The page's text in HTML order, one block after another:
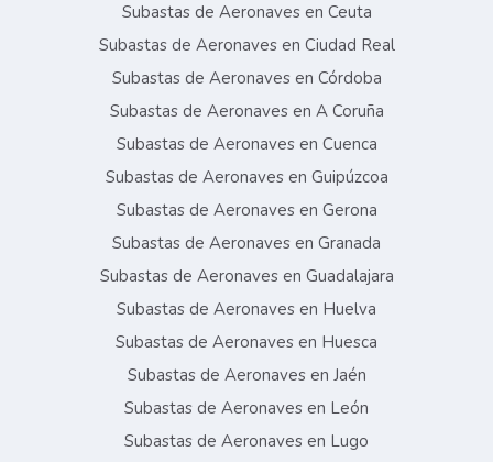
Subastas de Aeronaves en Ceuta
Subastas de Aeronaves en Ciudad Real
Subastas de Aeronaves en Córdoba
Subastas de Aeronaves en A Coruña
Subastas de Aeronaves en Cuenca
Subastas de Aeronaves en Guipúzcoa
Subastas de Aeronaves en Gerona
Subastas de Aeronaves en Granada
Subastas de Aeronaves en Guadalajara
Subastas de Aeronaves en Huelva
Subastas de Aeronaves en Huesca
Subastas de Aeronaves en Jaén
Subastas de Aeronaves en León
Subastas de Aeronaves en Lugo